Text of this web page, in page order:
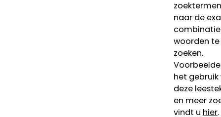
naar de
woorden te
zoeken.
het gebruik
deze
en meer
vindt u hier.